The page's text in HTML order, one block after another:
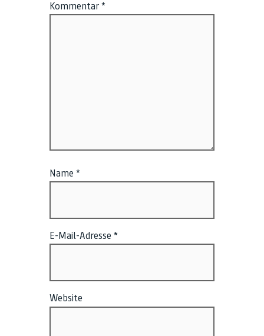
Kommentar *
Name *
E-Mail-Adresse *
Website